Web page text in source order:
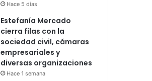
Hace 5 días
Estefanía Mercado
cierra filas con la
sociedad civil, cámaras
empresariales y
diversas organizaciones
Hace 1 semana